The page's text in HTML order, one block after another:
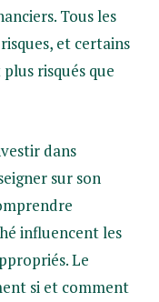
Tous les
et certains
risqués que
dans
sur son
influencent les
Le
si et comment